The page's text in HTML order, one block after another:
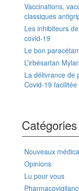
Vaccinations,
classiques
Les inhibiteurs
covid-19
Le bon
L’irbésartan
La délivrance de
Covid-19 facilitée
Nouveaux
Opinions
Lu pour vous